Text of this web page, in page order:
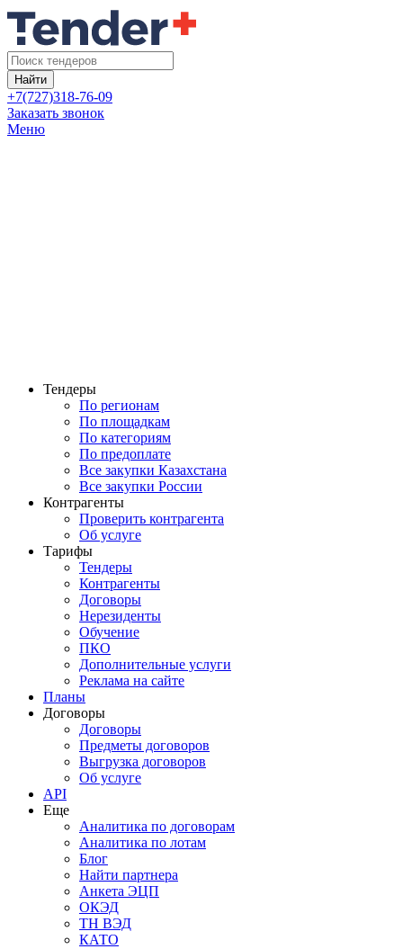
Найти
+7(727)318-76-09
Заказать звонок
Меню
Тендеры
По регионам
По площадкам
По категориям
По предоплате
Все закупки Казахстана
Все закупки России
Контрагенты
Проверить контрагента
Об услуге
Тарифы
Тендеры
Контрагенты
Договоры
Нерезиденты
Обучение
ПКО
Дополнительные услуги
Реклама на сайте
Планы
Договоры
Договоры
Предметы договоров
Выгрузка договоров
Об услуге
API
Еще
Аналитика по договорам
Аналитика по лотам
Блог
Найти партнера
Анкета ЭЦП
ОКЭД
ТН ВЭД
КАТО